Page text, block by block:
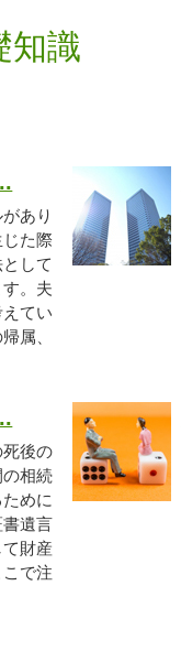
知識
あり
じた際
して
。夫
てい
属、
後の
相続
めに
遺言
財産
で注